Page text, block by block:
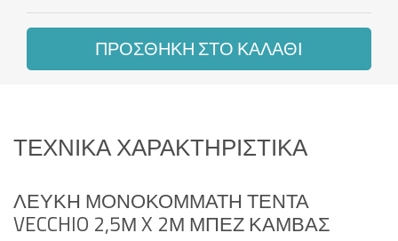
ΠΡΟΣΘΉΚΗ ΣΤΟ ΚΑΛΆΘΙ
ΤΕΧΝΙΚΆ ΧΑΡΑΚΤΗΡΙΣΤΙΚΆ
ΛΕΥΚΉ ΜΟΝΟΚΌΜΜΑΤΗ ΤΈΝΤΑ
VECCHIO 2,5Μ X 2Μ ΜΠΕΖ ΚΑΜΒΆΣ